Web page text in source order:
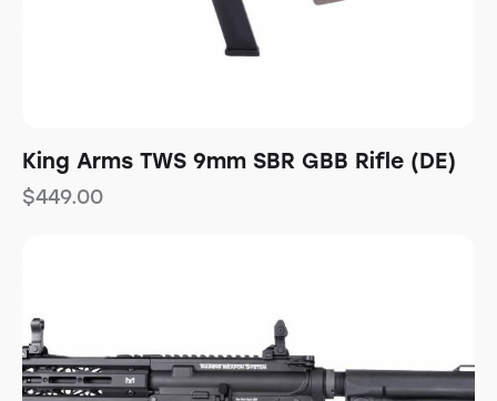
King Arms TWS 9mm SBR GBB Rifle (DE)
$449.00